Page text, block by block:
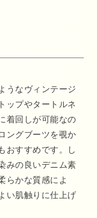
うなヴィンテージ
ップやタートルネ
着回しが可能なの
ングブーツを覗か
おすすめです。し
みの良いデニム素
らかな質感によ
い肌触りに仕上げ